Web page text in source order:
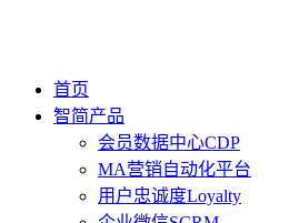
首页
智简产品
会员数据中心CDP
MA营销自动化平台
用户忠诚度Loyalty